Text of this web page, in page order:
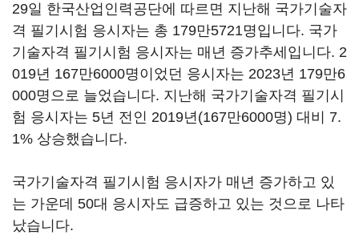
29일 한국산업인력공단에 따르면 지난해 국가기술자
격 필기시험 응시자는 총 179만5721명입니다. 국가
기술자격 필기시험 응시자는 매년 증가추세입니다. 2
019년 167만6000명이었던 응시자는 2023년 179만6
000명으로 늘었습니다. 지난해 국가기술자격 필기시
험 응시자는 5년 전인 2019년(167만6000명) 대비 7.
1% 상승했습니다.
국가기술자격 필기시험 응시자가 매년 증가하고 있
는 가운데 50대 응시자도 급증하고 있는 것으로 나타
났습니다.